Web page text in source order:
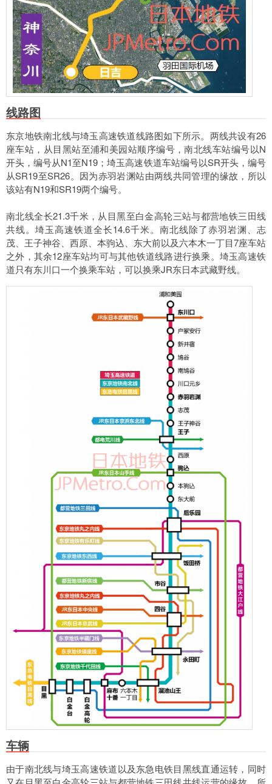
线路图
东京地铁南北线与埼玉高速铁道线路图如下所示。两线共设有26
座车站，从目黑站至浦和美园站顺序编号，南北线车站编号以N
开头，编号从N1至N19；埼玉高速铁道车站编号以SR开头，编号
从SR19至SR26。因为赤羽岩渊站由两线共同管理的缘故，所以
该站有N19和SR19两个编号。
南北线全长21.3千米，从目黑至白金高轮三站与都营地铁三田线
共线。埼玉高速铁道全长14.6千米。南北线除了赤羽岩渊、志
茂、王子神谷、西原、本驹込、东大前以及六本木一丁目7座车站
之外，其余12座车站均可与其他铁道线路进行换乘。埼玉高速铁
道只有东川口一个换乘车站，可以换乘JR东日本武藏野线。
车辆
由于南北线与埼玉高速铁道以及东急电铁目黑线直通运转，同时